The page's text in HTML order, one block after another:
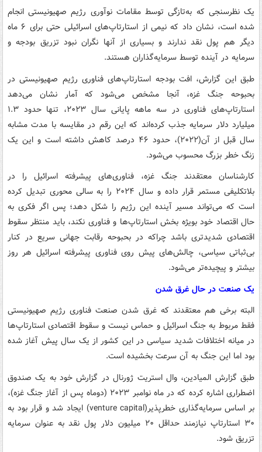
یک نظرسنجی که به‌تازگی توسط مقامات نوآوری رژیم صهیونیستی انجام
شده است، نشان داد که نیمی از استارتاپ‌های اسرائیلی حتی برای ۶ ماه
دیگر هم پول نقد ندارند و بسیاری از آنها نگران نبود تزریق بودجه و
سرمایه در آینده توسط سرمایه‌گذاران هستند.
طبق این گزارش، افت بودجه استارتاپ‌های فناوری رژیم صهیونیستی در
بحبوحه جنگ غزه، آنجا مشخص می‌شود که آمار نشان می‌دهد
استارتاپ‌های فناوری در سه ماهه پایانی سال ۲۰۲۳، تنها حدود ۱.۳
میلیارد دلار سرمایه جذب کرده‌اند که این رقم در مقایسه با مدت مشابه
سال قبل از آن(۲۰۲۲)، حدود ۴۶ درصد کاهش داشته است و این یک
زنگ خطر بزرگ محسوب می‌شود.
کارشناسان معتقدند جنگ غزه، فناوری‌های پیشرفته اسرائیل را در
بلاتکلیفی مستمر قرار داده و سال ۲۰۲۴ را به سالی محوری تبدیل کرده
است که می‌تواند مسیر آینده این رژیم را شکل دهد؛ پس اگر فکری به
حال اقتصاد خود بویژه بخش استارتاپ‌ها و فناوری نکند، باید منتظر سقوط
اقتصادی شدیدتری باشد چراکه در بحبوحه رقابت جهانی سریع در کنار
بی‌ثباتی سیاسی، چالش‌های پیش روی فناوری پیشرفته اسرائیل هر روز
بیشتر و پیچیده‌تر می‌شود.
یک صنعت در حال غرق شدن
البته برخی هم معتقدند که غرق شدن صنعت فناوری رژیم صهیونیستی
فقط مربوط به جنگ اسرائیل و حماس نیست و سقوط اقتصادی استارتاپ‌ها
در میانه اختلافات شدید سیاسی در این کشور از یک سال پیش آغاز شده
بود اما این جنگ به آن سرعت بخشیده است.
طبق گزارش المیادین، وال استریت ژورنال در گزارش خود به یک صندوق
اضطراری اشاره کرده که در ماه نوامبر ۲۰۲۳ (دوماه پس از آغاز جنگ غزه)،
بر اساس سرمایه‌گذاری خطرپذیر(venture capital) ایجاد شد و قرار بود به
۳۰ استارتاپ‌ نیازمند حداقل ۲۰ میلیون دلار پول نقد به عنوان سرمایه
تزریق شود.